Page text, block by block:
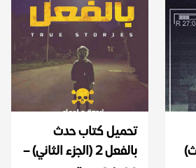
تحميل كتاب حدث
بالفعل 2 (الجزء الثاني) –